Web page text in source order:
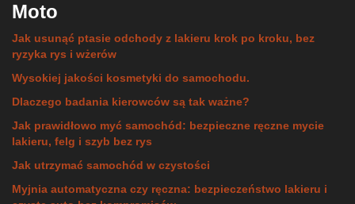
Moto
Jak usunąć ptasie odchody z lakieru krok po kroku, bez
ryzyka rys i wżerów
Wysokiej jakości kosmetyki do samochodu.
Dlaczego badania kierowców są tak ważne?
Jak prawidłowo myć samochód: bezpieczne ręczne mycie
lakieru, felg i szyb bez rys
Jak utrzymać samochód w czystości
Myjnia automatyczna czy ręczna: bezpieczeństwo lakieru i